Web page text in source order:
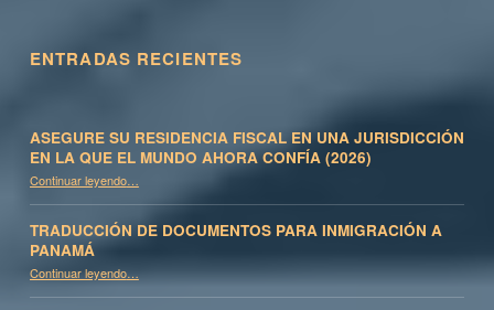
ENTRADAS RECIENTES
ASEGURE SU RESIDENCIA FISCAL EN UNA JURISDICCIÓN
EN LA QUE EL MUNDO AHORA CONFÍA (2026)
Continuar leyendo“Asegure su residencia fiscal en una jurisdicción en la que el mundo ahora confía (2026)”
…
TRADUCCIÓN DE DOCUMENTOS PARA INMIGRACIÓN A
PANAMÁ
Continuar leyendo“Traducción de documentos para inmigración a Panamá”
…